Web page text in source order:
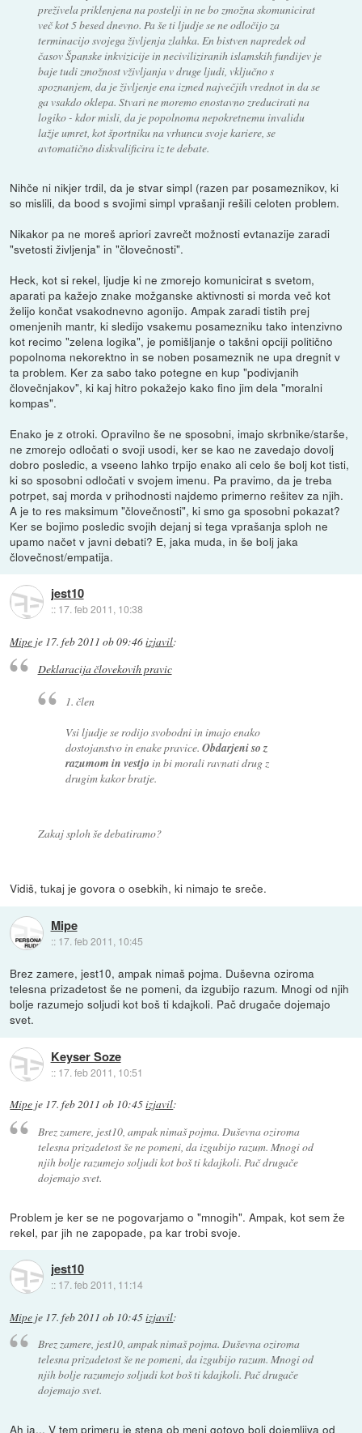
preživela priklenjena na postelji in ne bo zmožna skomunicirat
več kot 5 besed dnevno. Pa še ti ljudje se ne odločijo za
terminacijo svojega življenja zlahka. En bistven napredek od
časov Španske inkvizicije in neciviliziranih islamskih fundijev je
baje tudi zmožnost vživljanja v druge ljudi, vključno s
spoznanjem, da je življenje ena izmed največjih vrednot in da se
ga vsakdo oklepa. Stvari ne moremo enostavno zreducirati na
logiko - kdor misli, da je popolnoma nepokretnemu invalidu
lažje umret, kot športniku na vrhuncu svoje kariere, se
avtomatično diskvalificira iz te debate.
Nihče ni nikjer trdil, da je stvar simpl (razen par posameznikov, ki
so mislili, da bood s svojimi simpl vprašanji rešili celoten problem.
Nikakor pa ne moreš apriori zavrečt možnosti evtanazije zaradi
"svetosti življenja" in "človečnosti".
Heck, kot si rekel, ljudje ki ne zmorejo komunicirat s svetom,
aparati pa kažejo znake možganske aktivnosti si morda več kot
želijo končat vsakodnevno agonijo. Ampak zaradi tistih prej
omenjenih mantr, ki sledijo vsakemu posamezniku tako intenzivno
kot recimo "zelena logika", je pomišljanje o takšni opciji politično
popolnoma nekorektno in se noben posameznik ne upa dregnit v
ta problem. Ker za sabo tako potegne en kup "podivjanih
človečnjakov", ki kaj hitro pokažejo kako fino jim dela "moralni
kompas".
Enako je z otroki. Opravilno še ne sposobni, imajo skrbnike/starše,
ne zmorejo odločati o svoji usodi, ker se kao ne zavedajo dovolj
dobro posledic, a vseeno lahko trpijo enako ali celo še bolj kot tisti,
ki so sposobni odločati v svojem imenu. Pa pravimo, da je treba
potrpet, saj morda v prihodnosti najdemo primerno rešitev za njih.
A je to res maksimum "človečnosti", ki smo ga sposobni pokazat?
Ker se bojimo posledic svojih dejanj si tega vprašanja sploh ne
upamo načet v javni debati? E, jaka muda, in še bolj jaka
človečnost/empatija.
jest10
:: 17. feb 2011, 10:38
Mipe je 17. feb 2011 ob 09:46izjavil:
Deklaracija človekovih pravic
1. člen
Vsi ljudje se rodijo svobodni in imajo enako
dostojanstvo in enake pravice.Obdarjeni so z
razumom in vestjo in bi morali ravnati drug z
drugim kakor bratje.
Zakaj sploh še debatiramo?
Vidiš, tukaj je govora o osebkih, ki nimajo te sreče.
Mipe
:: 17. feb 2011, 10:45
Brez zamere, jest10, ampak nimaš pojma. Duševna oziroma
telesna prizadetost še ne pomeni, da izgubijo razum. Mnogi od njih
bolje razumejo soljudi kot boš ti kdajkoli. Pač drugače dojemajo
svet.
Keyser Soze
:: 17. feb 2011, 10:51
Mipe je 17. feb 2011 ob 10:45izjavil:
Brez zamere, jest10, ampak nimaš pojma. Duševna oziroma
telesna prizadetost še ne pomeni, da izgubijo razum. Mnogi od
njih bolje razumejo soljudi kot boš ti kdajkoli. Pač drugače
dojemajo svet.
Problem je ker se ne pogovarjamo o "mnogih". Ampak, kot sem že
rekel, par jih ne zapopade, pa kar trobi svoje.
jest10
:: 17. feb 2011, 11:14
Mipe je 17. feb 2011 ob 10:45izjavil:
Brez zamere, jest10, ampak nimaš pojma. Duševna oziroma
telesna prizadetost še ne pomeni, da izgubijo razum. Mnogi od
njih bolje razumejo soljudi kot boš ti kdajkoli. Pač drugače
dojemajo svet.
Ah ja... V tem primeru je stena ob meni gotovo bolj dojemljiva od